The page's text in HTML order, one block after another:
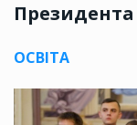
ОСВІТА